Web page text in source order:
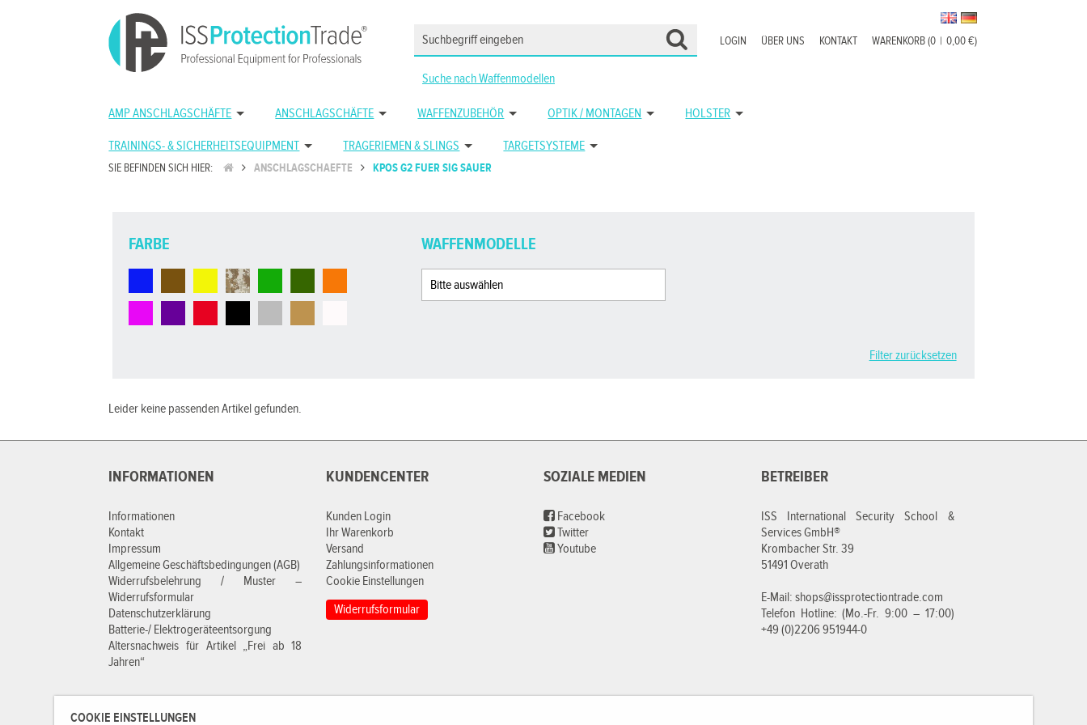
COOKIE EINSTELLUNGEN
WARENKORB (0 | 0,00 €)
KONTAKT
ÜBER UNS
LOGIN
Suche nach Waffenmodellen
AMP ANSCHLAGSCHÄFTE ANSCHLAGSCHÄFTE WAFFENZUBEHÖR OPTIK / MONTAGEN HOLSTER
TRAININGS- & SICHERHEITSEQUIPMENT TRAGERIEMEN & SLINGS TARGETSYSTEME
SIE BEFINDEN SICH HIER: ANSCHLAGSCHAEFTE KPOS G2 FUER SIG SAUER
FARBE WAFFENMODELLE
Filter zurücksetzen
Leider keine passenden Artikel gefunden.
INFORMATIONEN
Informationen
Kontakt
Impressum
Allgemeine Geschäftsbedingungen (AGB)
Widerrufsbelehrung / Muster –
Widerrufsformular
Datenschutzerklärung
Batterie-/ Elektrogeräteentsorgung
Altersnachweis für Artikel „Frei ab 18
Jahren“
KUNDENCENTER
Kunden Login
Ihr Warenkorb
Versand
Zahlungsinformationen
Cookie Einstellungen
Widerrufsformular
SOZIALE MEDIEN
Facebook
Twitter
Youtube
BETREIBER
ISS International Security School &
Services GmbH®
Krombacher Str. 39
51491 Overath
E-Mail: shops@issprotectiontrade.com
Telefon Hotline: (Mo.-Fr. 9:00 – 17:00)
+49 (0)2206 951944-0